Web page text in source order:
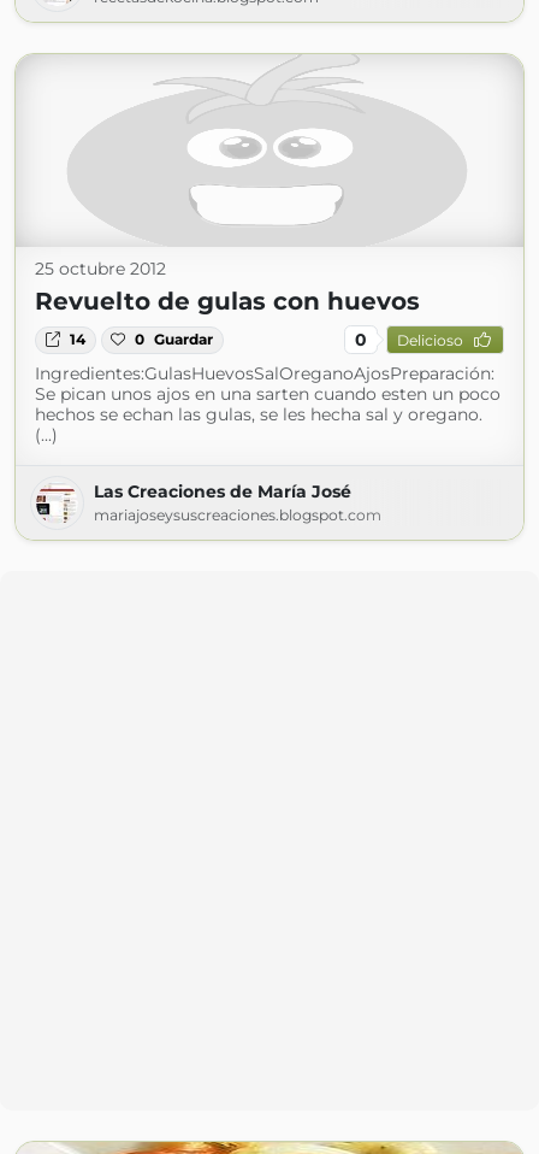
25 octubre 2012
Revuelto de gulas con huevos
14 0 Guardar 0 Delicioso
Ingredientes:GulasHuevosSalOreganoAjosPreparación:
Se pican unos ajos en una sarten cuando esten un poco
hechos se echan las gulas, se les hecha sal y oregano.
(...)
Las Creaciones de María José
mariajoseysuscreaciones.blogspot.com